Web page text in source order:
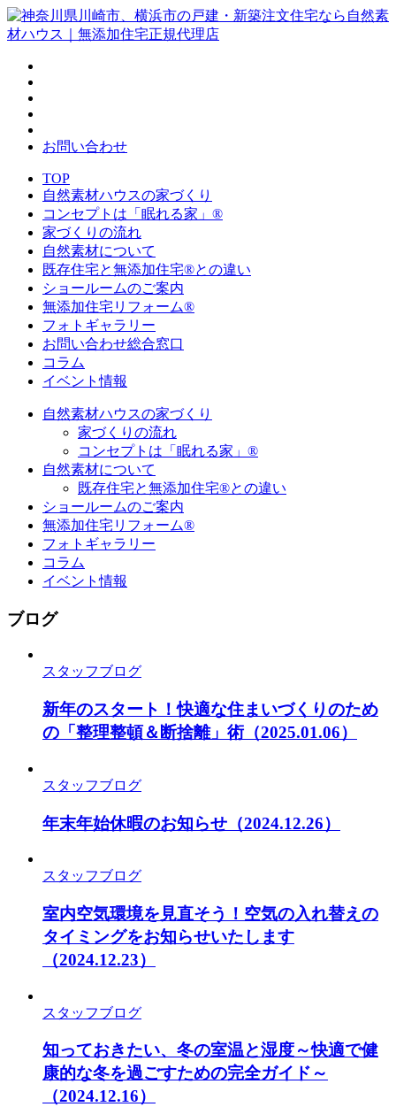
お問い合わせ
TOP
自然素材ハウスの家づくり
コンセプトは「眠れる家」®
家づくりの流れ
自然素材について
既存住宅と無添加住宅®との違い
ショールームのご案内
無添加住宅リフォーム®
フォトギャラリー
お問い合わせ総合窓口
コラム
イベント情報
自然素材ハウスの家づくり
家づくりの流れ
コンセプトは「眠れる家」®
自然素材について
既存住宅と無添加住宅®との違い
ショールームのご案内
無添加住宅リフォーム®
フォトギャラリー
コラム
イベント情報
ブログ
スタッフブログ
新年のスタート！快適な住まいづくりのため
の「整理整頓＆断捨離」術（2025.01.06）
スタッフブログ
年末年始休暇のお知らせ （2024.12.26）
スタッフブログ
室内空気環境を見直そう！空気の入れ替えの
タイミングをお知らせいたします
（2024.12.23）
スタッフブログ
知っておきたい、冬の室温と湿度～快適で健
康的な冬を過ごすための完全ガイド～
（2024.12.16）